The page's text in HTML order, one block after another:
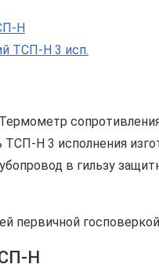
Н
ТСП-Н 3 исп.
ТСП-Н 3 исполнения
в гильзу
первичной
Н